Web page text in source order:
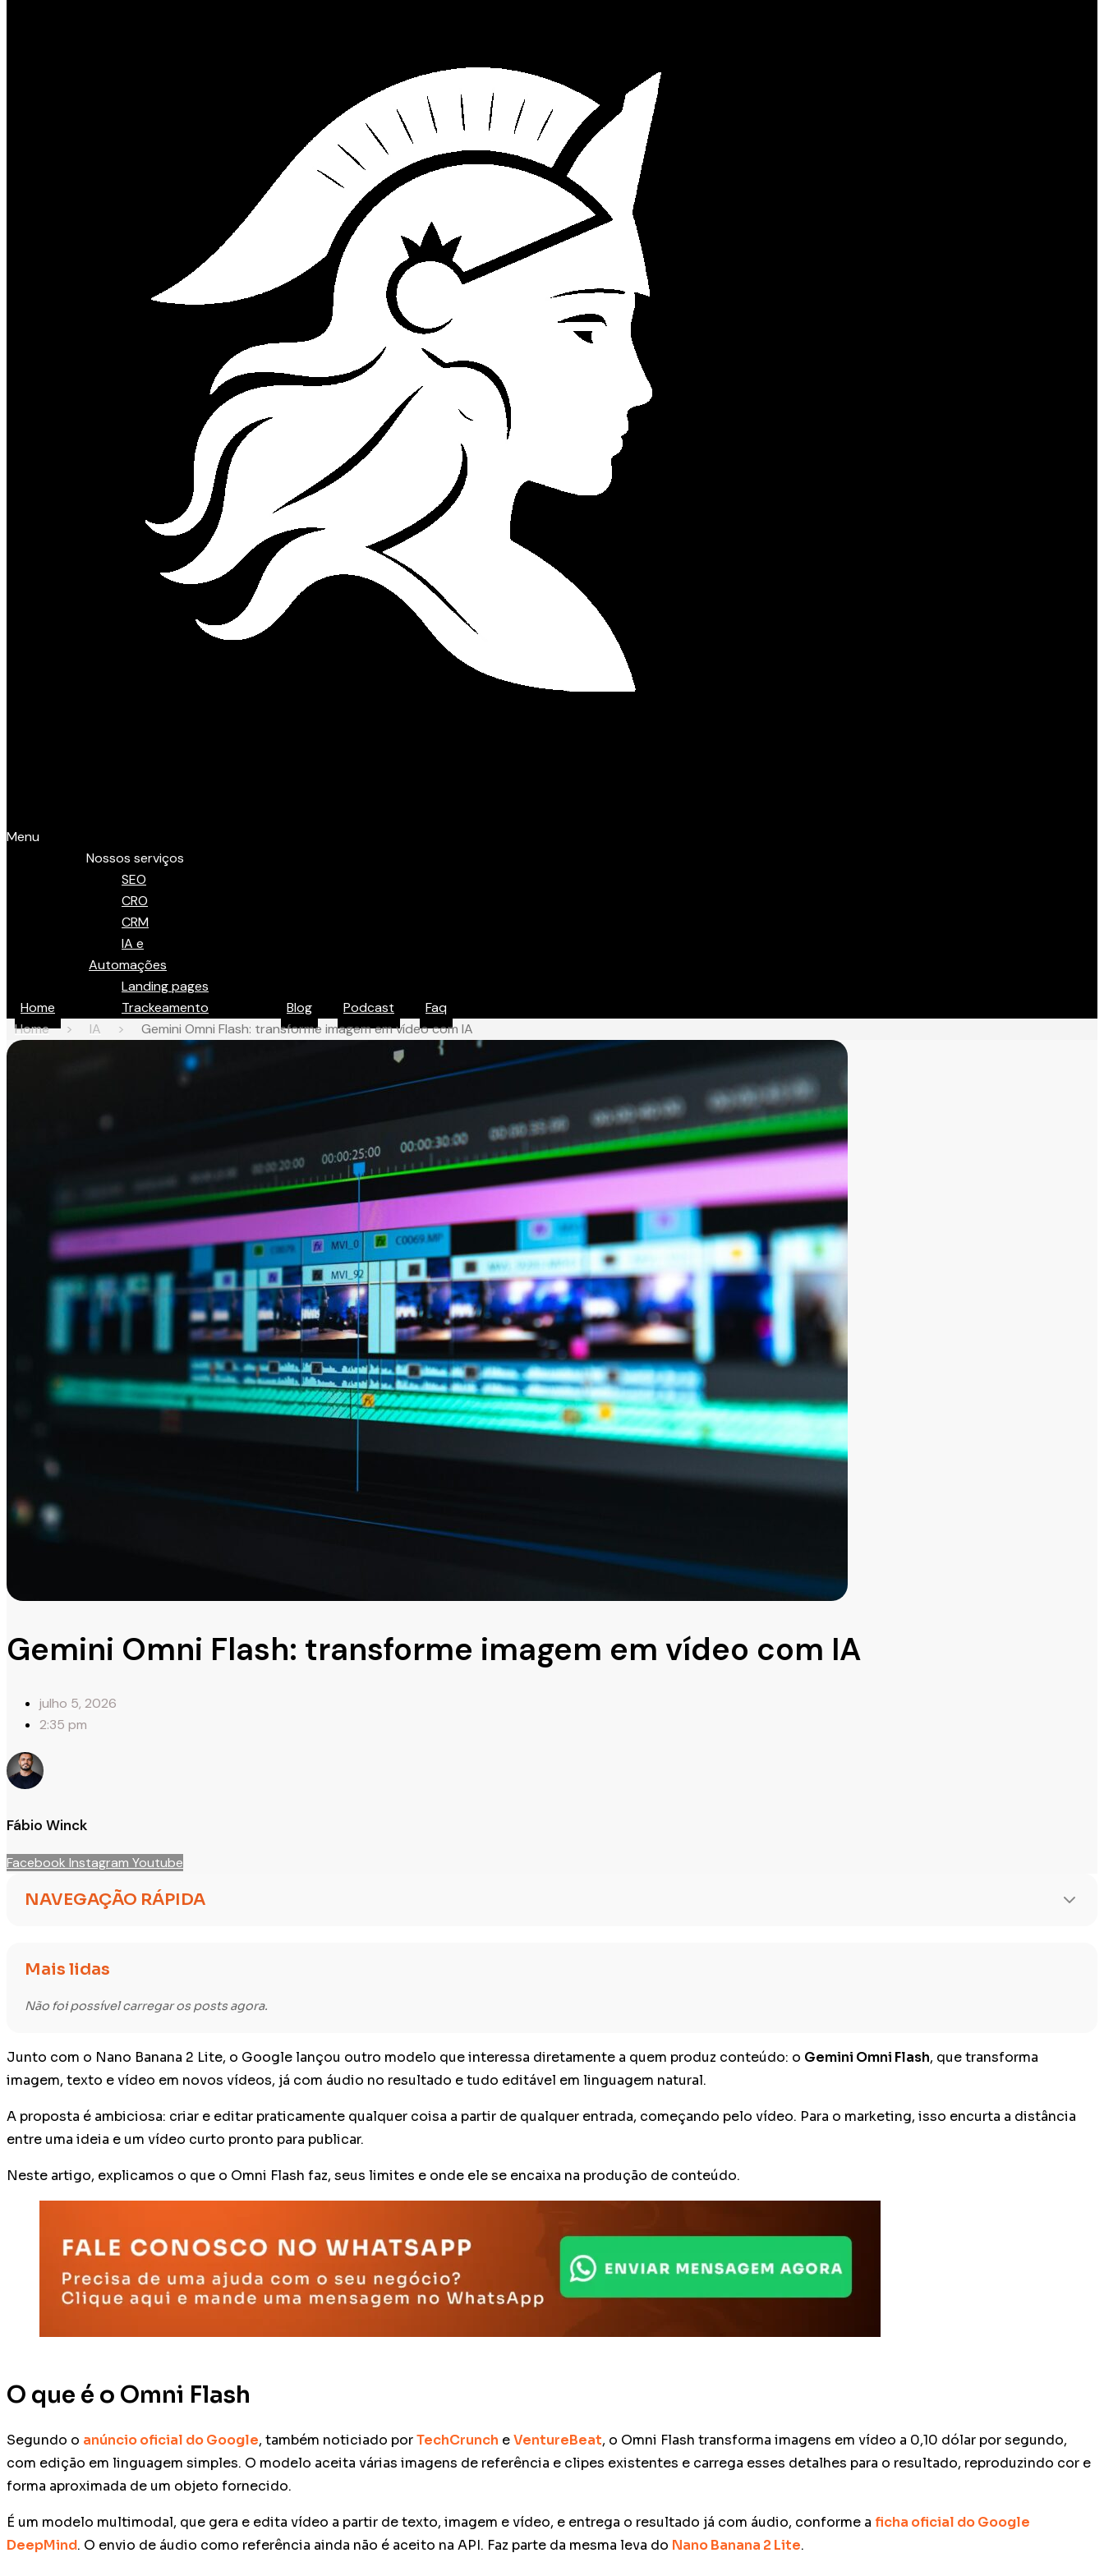
Menu
Home
Nossos serviços
SEO
CRO
CRM
IA e
Automações
Landing pages
Trackeamento
Blog Podcast
Faq
Home
> IA > Gemini Omni Flash: transforme imagem em vídeo com IA
Gemini Omni Flash: transforme imagem em vídeo com IA
julho 5, 2026
2:35 pm
Fábio Winck
Facebook Instagram Youtube
NAVEGAÇÃO RÁPIDA
Mais lidas
Não foi possível carregar os posts agora.
Junto com o Nano Banana 2 Lite, o Google lançou outro modelo que interessa diretamente a quem produz conteúdo: o Gemini Omni Flash, que transforma
imagem, texto e vídeo em novos vídeos, já com áudio no resultado e tudo editável em linguagem natural.
A proposta é ambiciosa: criar e editar praticamente qualquer coisa a partir de qualquer entrada, começando pelo vídeo. Para o marketing, isso encurta a distância
entre uma ideia e um vídeo curto pronto para publicar.
Neste artigo, explicamos o que o Omni Flash faz, seus limites e onde ele se encaixa na produção de conteúdo.
O que é o Omni Flash
Segundo o anúncio oficial do Google, também noticiado porTechCrunch eVentureBeat, o Omni Flash transforma imagens em vídeo a 0,10 dólar por segundo,
com edição em linguagem simples. O modelo aceita várias imagens de referência e clipes existentes e carrega esses detalhes para o resultado, reproduzindo cor e
forma aproximada de um objeto fornecido.
É um modelo multimodal, que gera e edita vídeo a partir de texto, imagem e vídeo, e entrega o resultado já com áudio, conforme a ficha oficial do Google
DeepMind. O envio de áudio como referência ainda não é aceito na API. Faz parte da mesma leva do Nano Banana 2 Lite.